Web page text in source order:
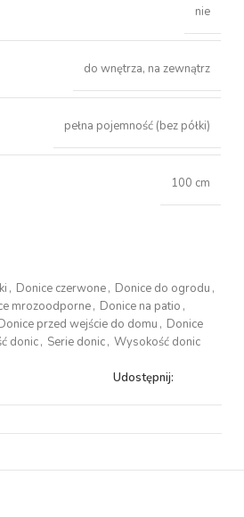
nie
do wnętrza, na zewnątrz
pełna pojemność (bez półki)
100 cm
, Donice czerwone, Donice do ogrodu ,
mrozoodporne, Donice na patio ,
przed wejście do domu , Donice
donic, Serie donic, Wysokość donic
Udostępnij: